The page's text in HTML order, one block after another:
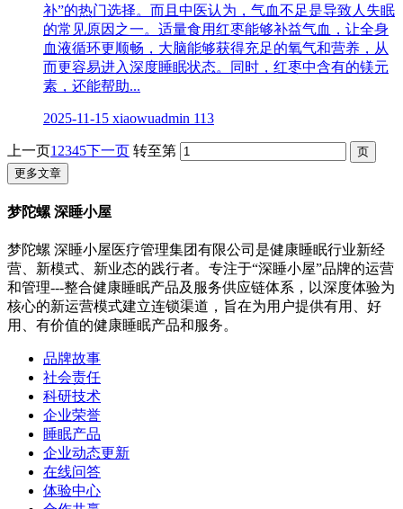
补”的热门选择。而且中医认为，气血不足是导致人失眠
的常见原因之一。适量食用红枣能够补益气血，让全身
血液循环更顺畅，大脑能够获得充足的氧气和营养，从
而更容易进入深度睡眠状态。同时，红枣中含有的镁元
素，还能帮助...
2025-11-15 xiaowuadmin 113
上一页1 2345下一页 转至第
更多文章
梦陀螺 深睡小屋
梦陀螺 深睡小屋医疗管理集团有限公司是健康睡眠行业新经
营、新模式、新业态的践行者。专注于“深睡小屋”品牌的运营
和管理---整合健康睡眠产品及服务供应链体系，以深度体验为
核心的新运营模式建立连锁渠道，旨在为用户提供有用、好
用、有价值的健康睡眠产品和服务。
品牌故事
社会责任
科研技术
企业荣誉
睡眠产品
企业动态更新
在线问答
体验中心